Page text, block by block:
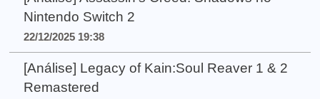
Nintendo Switch 2
22/12/2025 19:38
[Análise] Legacy of Kain:Soul Reaver 1 & 2
Remastered